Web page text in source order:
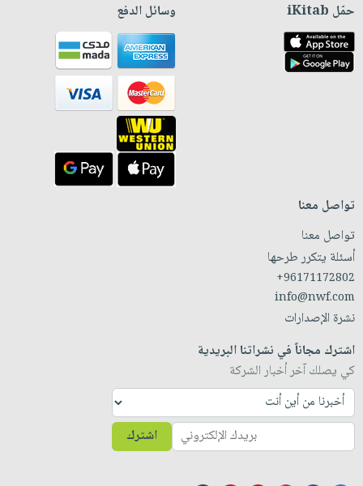
حمّل iKitab وسائل الدفع
تواصل معنا
تواصل معنا
أسئلة يتكرر طرحها
+96171172802
info@nwf.com
نشرة الإصدارات
اشترك مجاناً في نشراتنا البريدية
كي يصلك آخر أخبار الشركة
اشترك